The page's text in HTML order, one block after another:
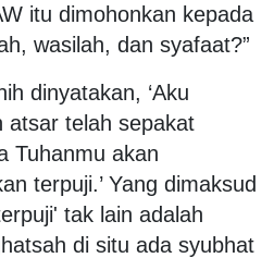
itu dimohonkan kepada
wasilah, dan syafaat?”
dinyatakan, ‘Aku
atsar telah sepakat
Tuhanmu akan
terpuji.’ Yang dimaksud
tak lain adalah
di situ ada syubhat